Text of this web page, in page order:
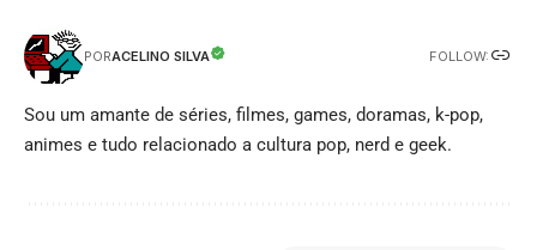
PORACELINO SILVA FOLLOW:
Sou um amante de séries, filmes, games, doramas, k-pop,
animes e tudo relacionado a cultura pop, nerd e geek.